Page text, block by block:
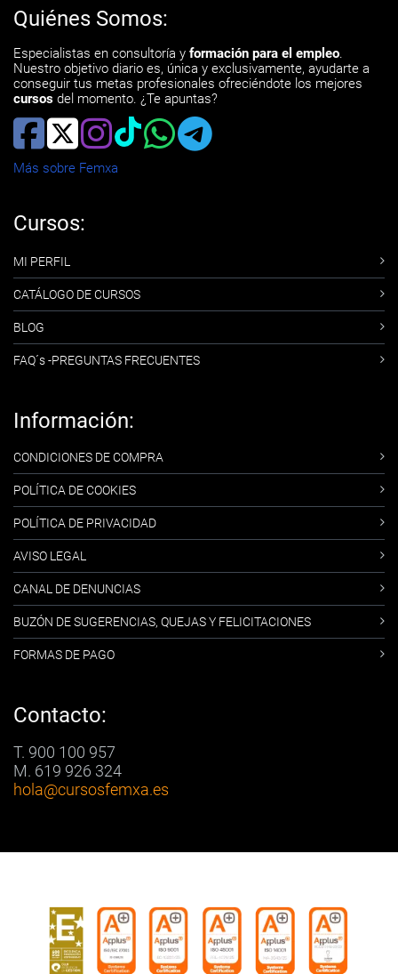
Quiénes Somos:
Especialistas en consultoría y formación para el empleo.
Nuestro objetivo diario es, única y exclusivamente, ayudarte a
conseguir tus metas profesionales ofreciéndote los mejores
cursos del momento. ¿Te apuntas?
Más sobre Femxa
Cursos:
MI PERFIL
CATÁLOGO DE CURSOS
BLOG
FAQ´s -PREGUNTAS FRECUENTES
Información:
CONDICIONES DE COMPRA
POLÍTICA DE COOKIES
POLÍTICA DE PRIVACIDAD
AVISO LEGAL
CANAL DE DENUNCIAS
BUZÓN DE SUGERENCIAS, QUEJAS Y FELICITACIONES
FORMAS DE PAGO
Contacto:
T. 900 100 957
M. 619 926 324
hola@cursosfemxa.es